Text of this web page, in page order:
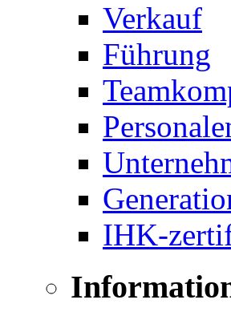
Verkauf
Führung
IHK-